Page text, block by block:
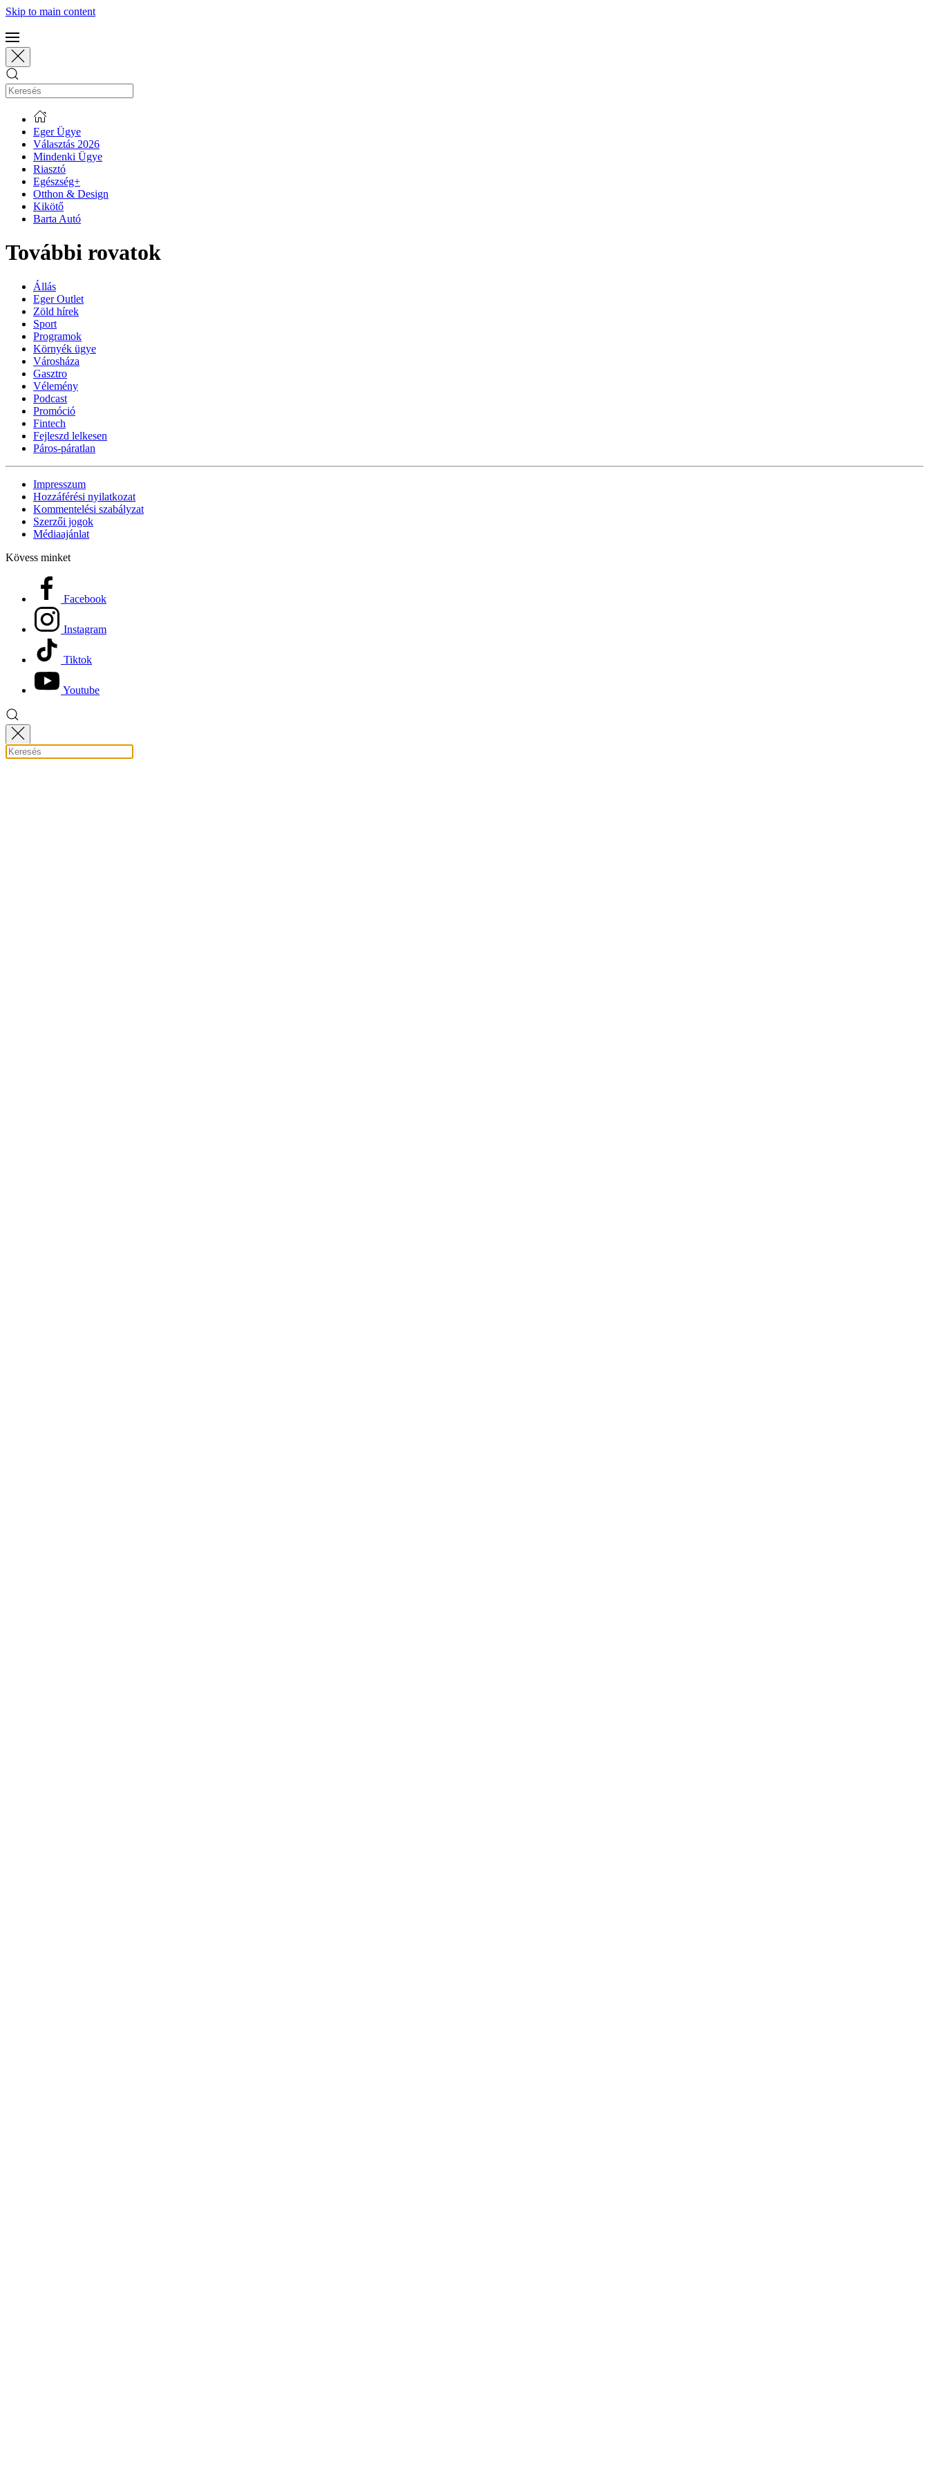
Skip to main content
Eger Ügye
Választás 2026
Mindenki Ügye
Riasztó
Egészség+
Otthon & Design
Kikötő
Barta Autó
További rovatok
Állás
Eger Outlet
Zöld hírek
Sport
Programok
Környék ügye
Városháza
Gasztro
Vélemény
Podcast
Promóció
Fintech
Fejleszd lelkesen
Páros-páratlan
Impresszum
Hozzáférési nyilatkozat
Kommentelési szabályzat
Szerzői jogok
Médiaajánlat
Kövess minket
Facebook
Instagram
Tiktok
Youtube